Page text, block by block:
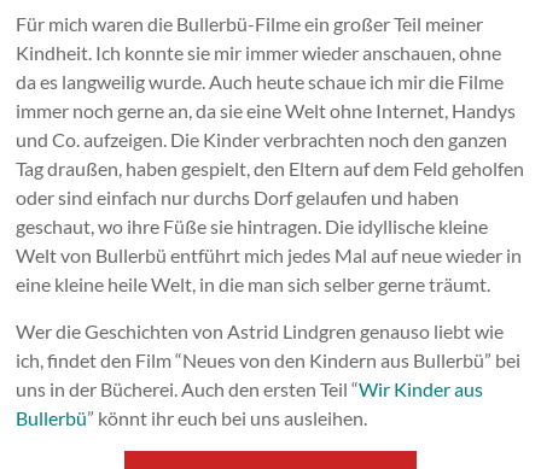
Für mich waren die Bullerbü-Filme ein großer Teil meiner
Kindheit. Ich konnte sie mir immer wieder anschauen, ohne
da es langweilig wurde. Auch heute schaue ich mir die Filme
immer noch gerne an, da sie eine Welt ohne Internet, Handys
und Co. aufzeigen. Die Kinder verbrachten noch den ganzen
Tag draußen, haben gespielt, den Eltern auf dem Feld geholfen
oder sind einfach nur durchs Dorf gelaufen und haben
geschaut, wo ihre Füße sie hintragen. Die idyllische kleine
Welt von Bullerbü entführt mich jedes Mal auf neue wieder in
eine kleine heile Welt, in die man sich selber gerne träumt.
Wer die Geschichten von Astrid Lindgren genauso liebt wie
ich, findet den Film “Neues von den Kindern aus Bullerbü” bei
uns in der Bücherei. Auch den ersten Teil “Wir Kinder aus
Bullerbü” könnt ihr euch bei uns ausleihen.